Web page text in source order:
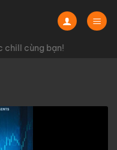
cùng bạn!